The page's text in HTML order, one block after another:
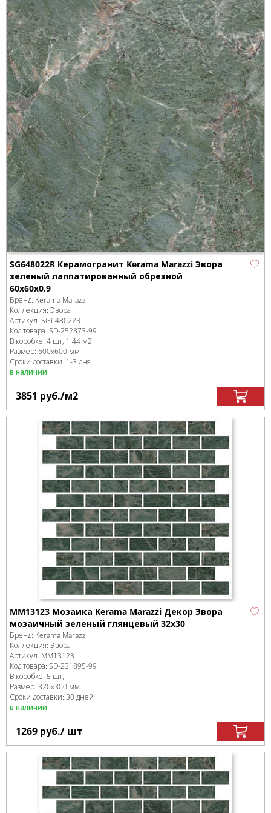
SG648022R Керамогранит Kerama Marazzi Эвора
зеленый лаппатированный обрезной
60x60x0,9
Бренд: Kerama Marazzi
Коллекция: Эвора
Артикул: SG648022R
Код товара: SD-252873-99
В коробке: 4 шт, 1.44 м2
Размер: 600x600 мм
Сроки доставки: 1-3 дня
в наличии
3851 руб./м2
MM13123 Мозаика Kerama Marazzi Декор Эвора
мозаичный зеленый глянцевый 32х30
Бренд: Kerama Marazzi
Коллекция: Эвора
Артикул: MM13123
Код товара: SD-231895-99
В коробке: 5 шт,
Размер: 320x300 мм
Сроки доставки: 30 дней
в наличии
1269 руб./ шт